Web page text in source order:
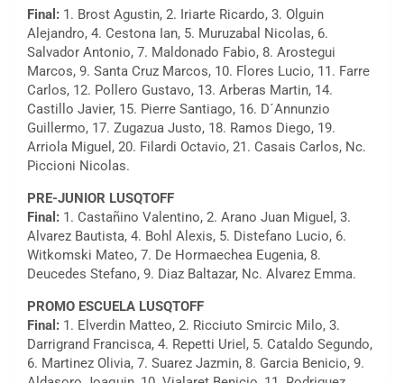
Final: 1. Brost Agustin, 2. Iriarte Ricardo, 3. Olguin
Alejandro, 4. Cestona Ian, 5. Muruzabal Nicolas, 6.
Salvador Antonio, 7. Maldonado Fabio, 8. Arostegui
Marcos, 9. Santa Cruz Marcos, 10. Flores Lucio, 11. Farre
Carlos, 12. Pollero Gustavo, 13. Arberas Martin, 14.
Castillo Javier, 15. Pierre Santiago, 16. D´Annunzio
Guillermo, 17. Zugazua Justo, 18. Ramos Diego, 19.
Arriola Miguel, 20. Filardi Octavio, 21. Casais Carlos, Nc.
Piccioni Nicolas.
PRE-JUNIOR LUSQTOFF
Final: 1. Castañino Valentino, 2. Arano Juan Miguel, 3.
Alvarez Bautista, 4. Bohl Alexis, 5. Distefano Lucio, 6.
Witkomski Mateo, 7. De Hormaechea Eugenia, 8.
Deucedes Stefano, 9. Diaz Baltazar, Nc. Alvarez Emma.
PROMO ESCUELA LUSQTOFF
Final: 1. Elverdin Matteo, 2. Ricciuto Smircic Milo, 3.
Darrigrand Francisca, 4. Repetti Uriel, 5. Cataldo Segundo,
6. Martinez Olivia, 7. Suarez Jazmin, 8. Garcia Benicio, 9.